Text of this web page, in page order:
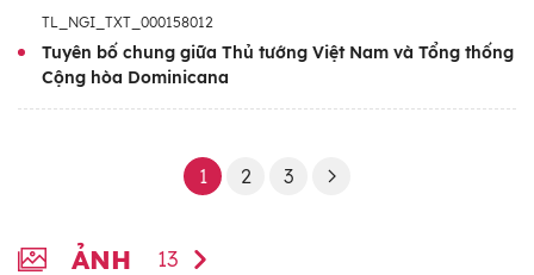
TL_NGI_TXT_000158012
Tuyên bố chung giữa Thủ tướng Việt Nam và Tổng thống
Cộng hòa Dominicana
1 2 3
ẢNH 13